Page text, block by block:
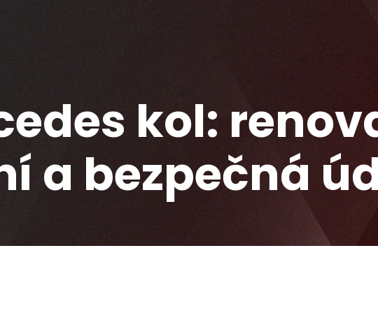
kol:
a bezpečná